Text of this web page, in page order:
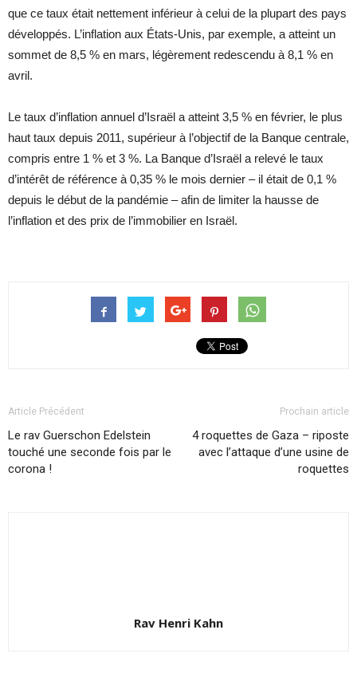
que ce taux était nettement inférieur à celui de la plupart des pays
développés. L’inflation aux États-Unis, par exemple, a atteint un
sommet de 8,5 % en mars, légèrement redescendu à 8,1 % en
avril.
Le taux d’inflation annuel d’Israël a atteint 3,5 % en février, le plus
haut taux depuis 2011, supérieur à l’objectif de la Banque centrale,
compris entre 1 % et 3 %. La Banque d’Israël a relevé le taux
d’intérêt de référence à 0,35 % le mois dernier – il était de 0,1 %
depuis le début de la pandémie – afin de limiter la hausse de
l’inflation et des prix de l’immobilier en Israël.
Article Précédent
Le rav Guerschon Edelstein
touché une seconde fois par le
corona !
Prochain article
4 roquettes de Gaza – riposte
avec l’attaque d’une usine de
roquettes
Rav Henri Kahn